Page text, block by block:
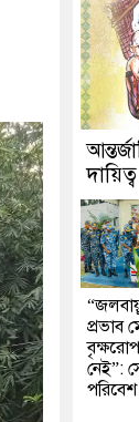
প্রভাব
নেই”:
পরিবেশ